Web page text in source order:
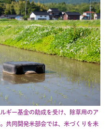
ギー基金の助成を受け、除草用のア
共同開発米部会では、米づくりを未